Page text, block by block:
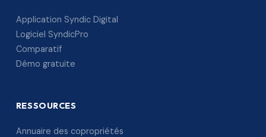
Application Syndic Digital
Logiciel SyndicPro
Comparatif
Démo gratuite
RESSOURCES
Annuaire des copropriétés